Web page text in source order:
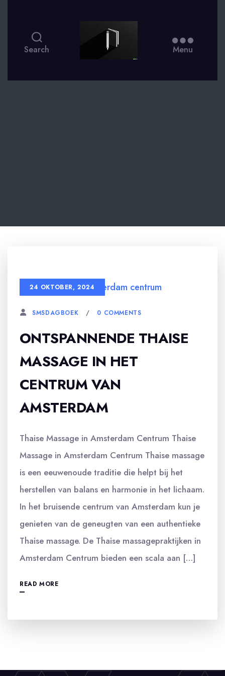
Search Menu
24 OKTOBER, 2024
SMSDAGBOEK 0 COMMENTS
ONTSPANNENDE THAISE
MASSAGE IN HET
CENTRUM VAN
AMSTERDAM
Thaise Massage in Amsterdam Centrum Thaise
Massage in Amsterdam Centrum Thaise massage
is een eeuwenoude traditie die helpt bij het
herstellen van balans en harmonie in het lichaam.
In het bruisende centrum van Amsterdam kun je
genieten van de geneugten van een authentieke
Thaise massage. De Thaise massagepraktijken in
Amsterdam Centrum bieden een scala aan […]
READ MORE